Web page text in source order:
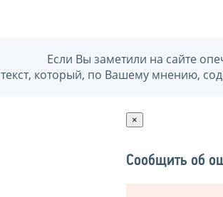
Если Вы заметили на сайте
который, по Вашему мнению,
×
Сообщить об